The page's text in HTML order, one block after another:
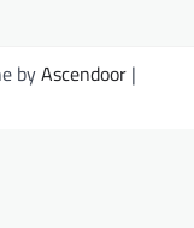
byAscendoor |